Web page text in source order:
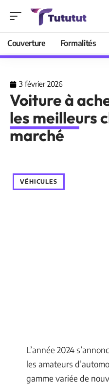
Couverture Formalités
3 février 2026
Voiture à
les meilleurs
marché
VÉHICULES
L’année 2024
les amateurs
gamme variée de